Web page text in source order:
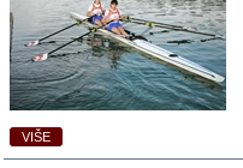
VIŠE